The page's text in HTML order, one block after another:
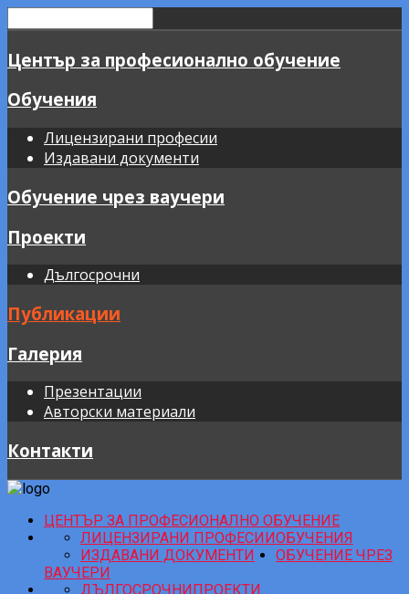
Център за професионално обучение
Обучения
Лицензирани професии
Издавани документи
Обучение чрез ваучери
Проекти
Дългосрочни
Публикации
Галерия
Презентации
Авторски материали
Контакти
ЦЕНТЪР ЗА ПРОФЕСИОНАЛНО ОБУЧЕНИЕ
ОБУЧЕНИЯ
ЛИЦЕНЗИРАНИ ПРОФЕСИИ
ИЗДАВАНИ ДОКУМЕНТИ
ОБУЧЕНИЕ ЧРЕЗ
ВАУЧЕРИ
ПРОЕКТИ
ДЪЛГОСРОЧНИ